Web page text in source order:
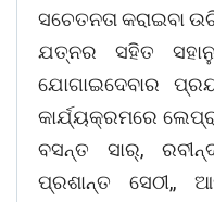
ସଚେତନତା କରାଇବା
ଯତ୍ନର ସହିତ
ଯୋଗାଇଦେବାର
କାର୍ଯ୍ୟକ୍ରମରେ
ବସନ୍ତ ସାର୍,
ପ୍ରଶାନ୍ତ ସେଠୀ,,